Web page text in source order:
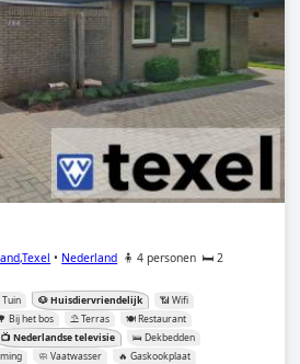
• Nederland 🧍 4 personen 🛏️ 2
Tuin 🐶 Huisdiervriendelijk
📶 Wifi
Bij het bos ⛱️ Terras
🍽️ Restaurant
📺 Nederlandse televisie
🛌 Dekbedden
🧼 Vaatwasser
🔥 Gaskookplaat